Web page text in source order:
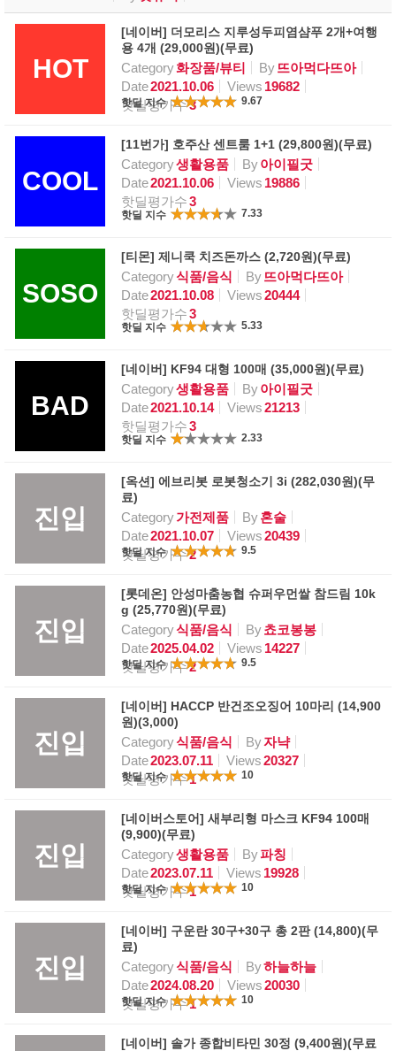
HOT
[네이버] 더모리스 지루성두피염샴푸 2개+여행
용 4개 (29,000원)(무료)
Category화장품/뷰티 By뜨아먹다뜨아
Date2021.10.06 Views 19682
핫딜평가수3
핫딜 지수 9.67
COOL
[11번가] 호주산 센트룸 1+1 (29,800원)(무료)
Category생활용품 By아이필굿
Date2021.10.06 Views 19886
핫딜평가수3
핫딜 지수 7.33
SOSO
[티몬] 제니쿡 치즈돈까스 (2,720원)(무료)
Category식품/음식 By뜨아먹다뜨아
Date2021.10.08 Views20444
핫딜평가수3
핫딜 지수 5.33
BAD
[네이버] KF94 대형 100매 (35,000원)(무료)
Category생활용품 By아이필굿
Date2021.10.14 Views21213
핫딜평가수3
핫딜 지수 2.33
진입
[옥션] 에브리봇 로봇청소기 3i (282,030원)(무
료)
Category가전제품 By혼술
Date2021.10.07 Views20439
핫딜평가수2
핫딜 지수 9.5
진입
[롯데온] 안성마춤농협 슈퍼우먼쌀 참드림 10k
g (25,770원)(무료)
Category식품/음식 By쵸코봉봉
Date2025.04.02 Views 14227
핫딜평가수2
핫딜 지수 9.5
진입
[네이버] HACCP 반건조오징어 10마리 (14,900
원)(3,000)
Category식품/음식 By자냑
Date2023.07.11 Views20327
핫딜평가수1
핫딜 지수 10
진입
[네이버스토어] 새부리형 마스크 KF94 100매
(9,900)(무료)
Category생활용품 By파칭
Date2023.07.11 Views 19928
핫딜평가수1
핫딜 지수 10
진입
[네이버] 구운란 30구+30구 총 2판 (14,800)(무
료)
Category식품/음식 By하늘하늘
Date2024.08.20 Views20030
핫딜평가수1
핫딜 지수 10
[네이버] 솔가 종합비타민 30정 (9,400원)(무료